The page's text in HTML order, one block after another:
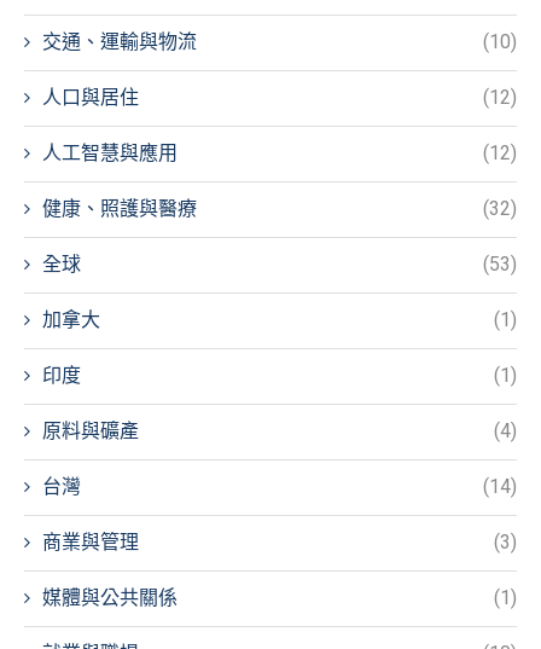
交通、運輸與物流 (10)
人口與居住 (12)
人工智慧與應用 (12)
健康、照護與醫療 (32)
全球 (53)
加拿大 (1)
印度 (1)
原料與礦產 (4)
台灣 (14)
商業與管理 (3)
媒體與公共關係 (1)